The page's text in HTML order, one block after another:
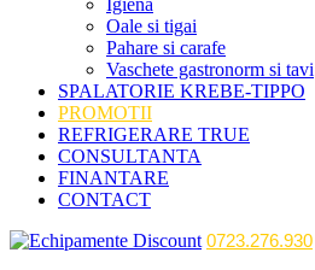
Igiena
Oale si tigai
Pahare si carafe
Vaschete gastronorm si tavi
SPALATORIE KREBE-TIPPO
PROMOTII
REFRIGERARE TRUE
CONSULTANTA
FINANTARE
CONTACT
0723.276.930